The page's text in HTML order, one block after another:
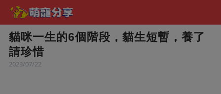
貓咪一生的6個階段，貓生短暫，養了
請珍惜
2023/07/22